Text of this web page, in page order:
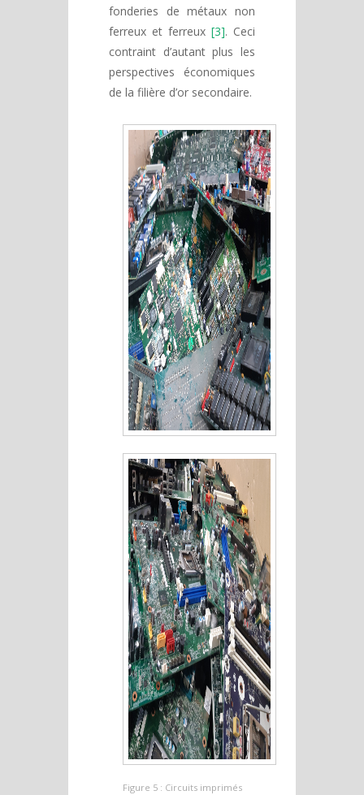
fonderies de métaux non
ferreux et ferreux [3]. Ceci
contraint d’autant plus les
perspectives économiques
de la filière d’or secondaire.
Figure 5 : Circuits imprimés